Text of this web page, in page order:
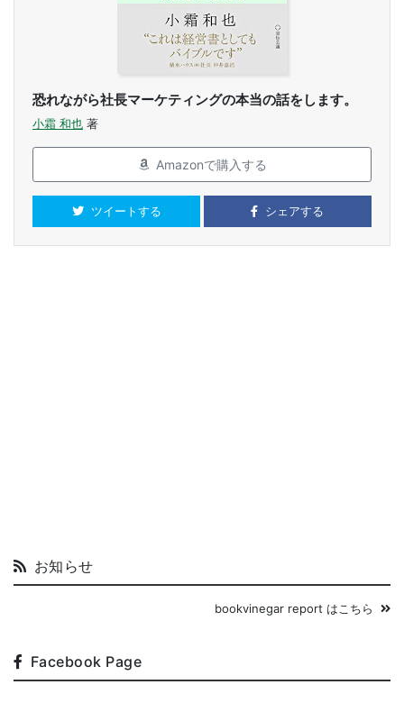
恐れながら社長マーケティングの本当の話をします。
小霜 和也 著
Amazonで購入する
ツイートする シェアする
お知らせ
bookvinegar report はこちら
Facebook Page